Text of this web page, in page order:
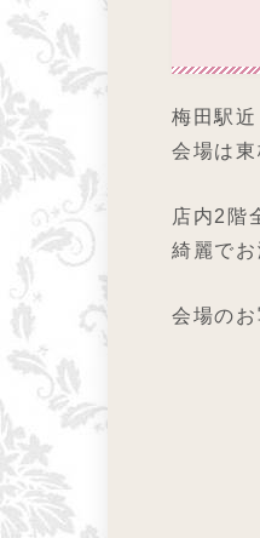
梅田駅
会場は
店内2階
綺麗で
会場の